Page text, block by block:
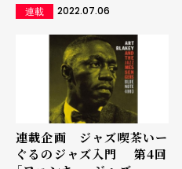
連載 2022.07.06
連載企画 ジャズ喫茶いー
ぐるのジャズ入門 第4回